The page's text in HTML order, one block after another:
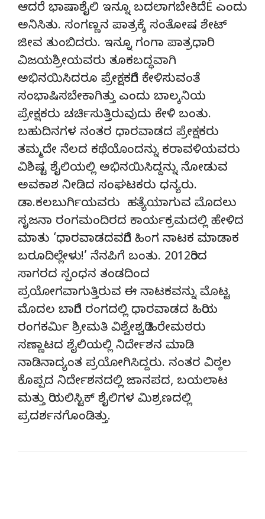
ಆದರೆ ಭಾಷಾಶೈಲಿ ಇನ್ನೂ ಬದಲಾಗಬೇಕಿದೆÉ ಎಂದು
ಅನಿಸಿತು. ಸಂಗಣ್ಣನ ಪಾತ್ರಕ್ಕೆ ಸಂತೋಷ ಶೇಟ್
ಜೀವ ತುಂಬಿದರು. ಇನ್ನೂ ಗಂಗಾ ಪಾತ್ರಧಾರಿ
ವಿಜಯಶ್ರೀಯವರು ತೂಕಬದ್ಧವಾಗಿ
ಅಭಿನಯಿಸಿದರೂ ಪ್ರೇಕ್ಷಕರಿಗೆ ಕೇಳಿಸುವಂತೆ
ಸಂಭಾಷಿಸಬೇಕಾಗಿತ್ತು ಎಂದು ಬಾಲ್ಕನಿಯ
ಪ್ರೇಕ್ಷಕರು ಚರ್ಚಿಸುತ್ತಿರುವುದು ಕೇಳಿ ಬಂತು.
ಬಹುದಿನಗಳ ನಂತರ ಧಾರವಾಡದ ಪ್ರೇಕ್ಷಕರು
ತಮ್ಮದೇ ನೆಲದ ಕಥೆಯೊಂದನ್ನು ಕರಾವಳಿಯವರು
ವಿಶಿಷ್ಟ ಶೈಲಿಯಲ್ಲಿ ಅಭಿನಯಿಸಿದ್ದನ್ನು ನೋಡುವ
ಅವಕಾಶ ನೀಡಿದ ಸಂಘಟಕರು ಧನ್ಯರು.
ಡಾ.ಕಲಬುರ್ಗಿಯವರು ಹತ್ಯೆಯಾಗುವ ಮೊದಲು
ಸೃಜನಾ ರಂಗಮಂದಿರದ ಕಾರ್ಯಕ್ರಮದಲ್ಲಿ ಹೇಳಿದ
ಮಾತು ‘ಧಾರವಾಡದವರಿಗೆ ಹಿಂಗ ನಾಟಕ ಮಾಡಾಕ
ಬರೂದಿಲ್ಲೇಳು!’ ನೆನಪಿಗೆ ಬಂತು. 2012ರಿಂದ
ಸಾಗರದ ಸ್ಪಂಧನ ತಂಡದಿಂದ
ಪ್ರಯೋಗವಾಗುತ್ತಿರುವ ಈ ನಾಟಕವನ್ನು ಮೊಟ್ಟ
ಮೊದಲ ಬಾರಿಗೆ ರಂಗದಲ್ಲಿ ಧಾರವಾಡದ ಹಿರಿಯ
ರಂಗಕರ್ಮಿ ಶ್ರೀಮತಿ ವಿಶ್ವೇಶ್ವರಿ ಹಿರೇಮಠರು
ಸಣ್ಣಾಟದ ಶೈಲಿಯಲ್ಲಿ ನಿರ್ದೇಶನ ಮಾಡಿ
ನಾಡಿನಾದ್ಯಂತ ಪ್ರಯೋಗಿಸಿದ್ದರು. ನಂತರ ವಿಠ್ಠಲ
ಕೊಪ್ಪದ ನಿರ್ದೇಶನದಲ್ಲಿ ಜಾನಪದ, ಬಯಲಾಟ
ಮತ್ತು ರಿಯಲಿಸ್ಟಿಕ್ ಶೈಲಿಗಳ ಮಿಶ್ರಣದಲ್ಲಿ
ಪ್ರದರ್ಶನಗೊಂಡಿತ್ತು.